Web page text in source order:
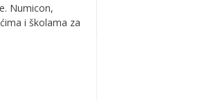
Numicon,
i školama za